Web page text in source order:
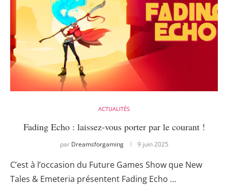
ACTUALITÉS
Fading Echo : laissez-vous porter par le courant !
par Dreamsforgaming 9 juin 2025
C’est à l’occasion du Future Games Show que New
Tales & Emeteria présentent Fading Echo …